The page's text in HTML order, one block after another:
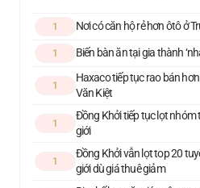
1 Nơi có căn hộ rẻ hơn ôtô ở
1 Biến bàn ăn tại gia thành
1
Haxaco tiếp tục rao bán
Văn Kiệt
1
Đồng Khởi tiếp tục lọt
giới
1
Đồng Khởi vẫn lọt top 20
giới dù giá thuê giảm